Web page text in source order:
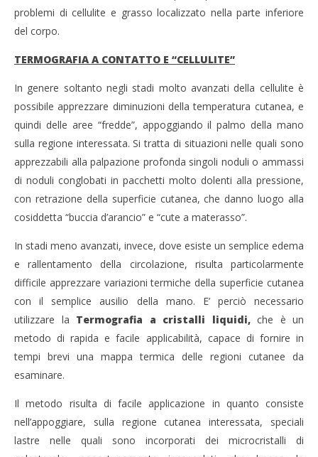
problemi di cellulite e grasso localizzato nella parte inferiore
del corpo.
TERMOGRAFIA A CONTATTO E “CELLULITE”
In genere soltanto negli stadi molto avanzati della cellulite è
possibile apprezzare diminuzioni della temperatura cutanea, e
quindi delle aree “fredde”, appoggiando il palmo della mano
sulla regione interessata. Si tratta di situazioni nelle quali sono
apprezzabili alla palpazione profonda singoli noduli o ammassi
di noduli conglobati in pacchetti molto dolenti alla pressione,
con retrazione della superficie cutanea, che danno luogo alla
cosiddetta “buccia d’arancio” e “cute a materasso”.
In stadi meno avanzati, invece, dove esiste un semplice edema
e rallentamento della circolazione, risulta particolarmente
difficile apprezzare variazioni termiche della superficie cutanea
con il semplice ausilio della mano. E’ perciò necessario
utilizzare la Termografia a cristalli liquidi, che è un
metodo di rapida e facile applicabilità, capace di fornire in
tempi brevi una mappa termica delle regioni cutanee da
esaminare.
Il metodo risulta di facile applicazione in quanto consiste
nell’appoggiare, sulla regione cutanea interessata, speciali
lastre nelle quali sono incorporati dei microcristalli di